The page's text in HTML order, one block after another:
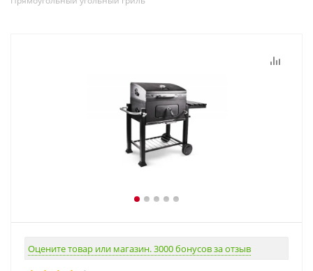
Оцените товар или магазин. 3000 бонусов за отзыв